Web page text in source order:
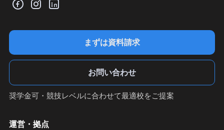
まずは資料請求
お問い合わせ
奨学金可・競技レベルに合わせて最適校をご提案
運営・拠点